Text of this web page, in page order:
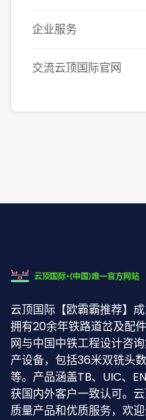
企业服务
交流云顶国际官网
云顶国际【欧霸霸推荐】
拥有20余年铁路道岔及配
网与中国中铁工程设计咨
产设备，包括36米双铣头
等。产品涵盖TB、UIC、
获国内外客户一致认可。
质量产品和优质服务，欢